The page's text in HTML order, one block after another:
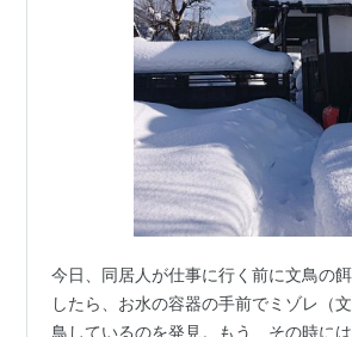
今日、同居人が仕事に行く前に文鳥の
したら、お水の容器の手前でミゾレ（
鳥しているのを発見。もう、その時に